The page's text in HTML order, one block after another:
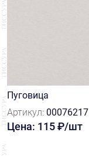
Пуговица
Артикул: 00076217
Цена: 115 ₽/шт